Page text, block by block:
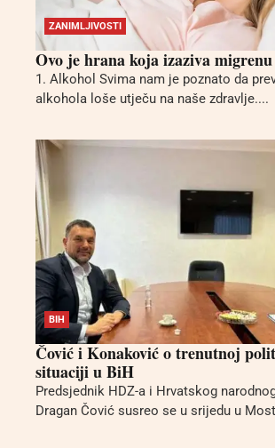
ZANIMLJIVOSTI
Ovo je hrana koja izaziva migrenu
1. Alkohol Svima nam je poznato da
alkohola loše utječu na naše zdravlje....
BIH
Čović i Konaković o trenutnoj
situaciji u BiH
Predsjednik HDZ-a i Hrvatskog
Dragan Čović susreo se u srijedu u